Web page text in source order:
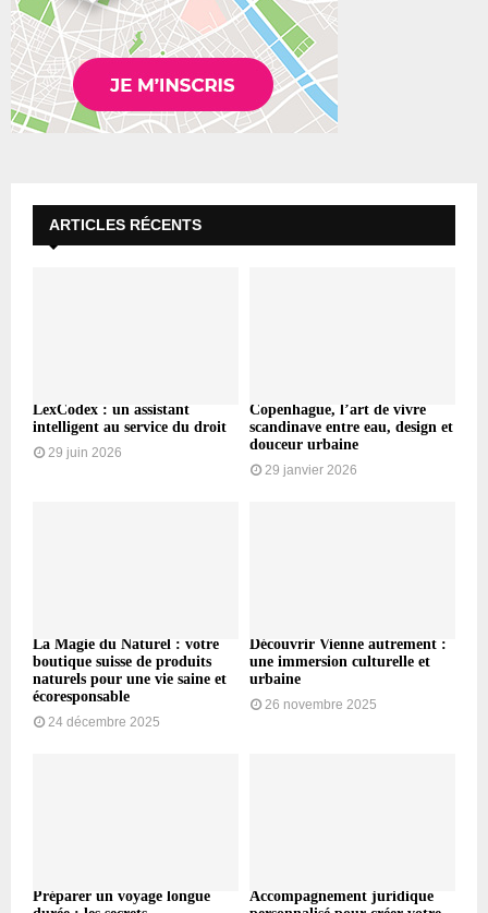
ARTICLES RÉCENTS
LexCodex : un assistant
intelligent au service du droit
29 juin 2026
Copenhague, l’art de vivre
scandinave entre eau, design et
douceur urbaine
29 janvier 2026
La Magie du Naturel : votre
boutique suisse de produits
naturels pour une vie saine et
écoresponsable
24 décembre 2025
Découvrir Vienne autrement :
une immersion culturelle et
urbaine
26 novembre 2025
Préparer un voyage longue
Accompagnement juridique